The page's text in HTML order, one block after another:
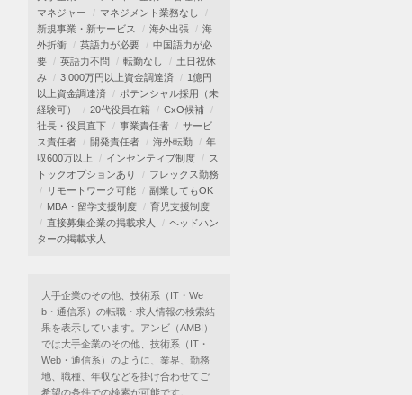
マネジャー
マネジメント業務なし
新規事業・新サービス
海外出張
海
外折衝
英語力が必要
中国語力が必
要
英語力不問 転勤なし
土日祝休
み
3,000万円以上資金調達済
1億円
以上資金調達済
ポテンシャル採用（未
経験可）
20代役員在籍
CxO候補
社長・役員直下
事業責任者
サービ
ス責任者
開発責任者 海外転勤
年
収600万以上
インセンティブ制度
ス
トックオプションあり
フレックス勤務
リモートワーク可能
副業してもOK
MBA・留学支援制度
育児支援制度
直接募集企業の掲載求人
ヘッドハン
ターの掲載求人
大手企業のその他、技術系（IT・We
b・通信系）の転職・求人情報の検索結
果を表示しています。アンビ（AMBI）
では大手企業のその他、技術系（IT・
Web・通信系）のように、業界、勤務
地、職種、年収などを掛け合わせてご
希望の条件での検索が可能です。